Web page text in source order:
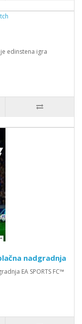
edinstena igra
nadgradnja
EA SPORTS FC™